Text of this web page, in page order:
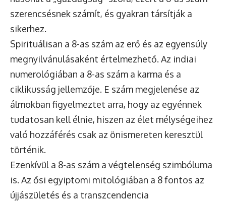
szerencsésnek számít, és gyakran társítják a
sikerhez.
Spirituálisan a 8-as szám az erő és az egyensúly
megnyilvánulásaként értelmezhető. Az indiai
numerológiában a 8-as szám a karma és a
ciklikusság jellemzője. E szám megjelenése az
álmokban figyelmeztet arra, hogy az egyénnek
tudatosan kell élnie, hiszen az élet mélységeihez
való hozzáférés csak az önismereten keresztül
történik.
Ezenkívül a 8-as szám a végtelenség szimbóluma
is. Az ősi egyiptomi mitológiában a 8 fontos az
újjászületés és a transzcendencia